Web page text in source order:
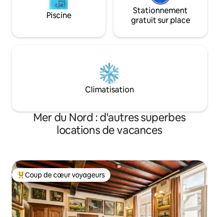
Piscine
Stationnement
gratuit sur place
Climatisation
Mer du Nord : d'autres superbes
locations de vacances
Coups de cœur voyageurs les plus appréciés
Coup de cœur voyageurs